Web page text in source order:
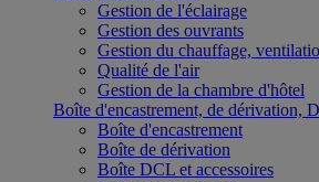
Gestion de l'éclairage
Gestion des ouvrants
Gestion du chauffage,
Qualité de l'air
Gestion de la chambre d'hôtel
Boîte d'encastrement, de dérivation,
Boîte d'encastrement
Boîte de dérivation
Boîte DCL et accessoires